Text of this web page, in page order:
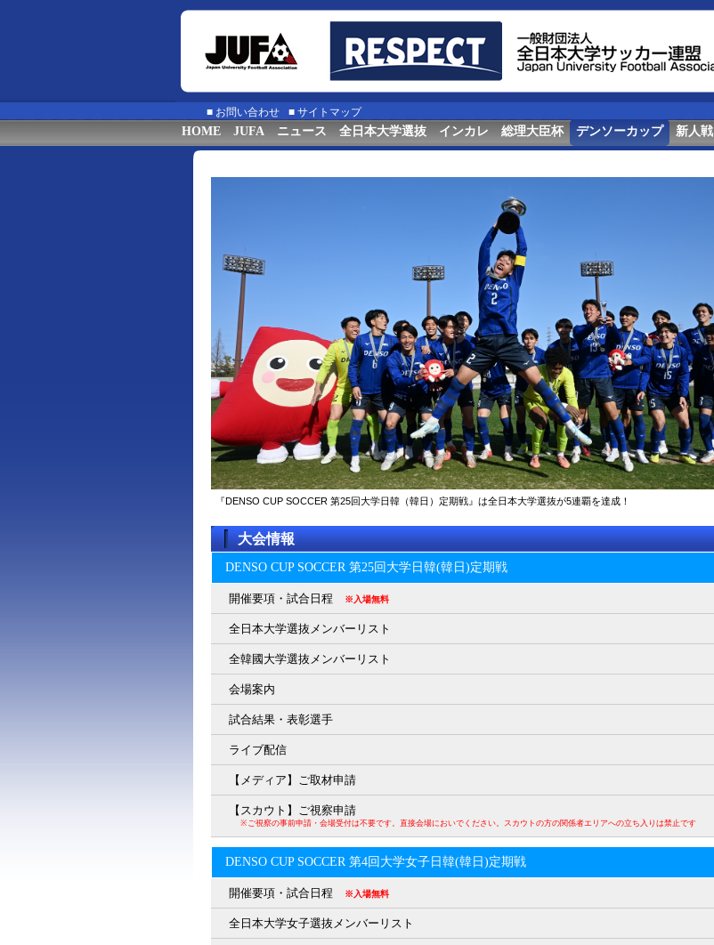
■ お問い合わせ ■ サイトマップ
HOME JUFA ニュース 全日本大学選抜 インカレ 総理大臣杯 デンソーカップ 新人戦
『DENSO CUP SOCCER 第25回大学日韓（韓日）定期戦』は全日本大学選抜が5連覇を達成！
大会情報
DENSO CUP SOCCER 第25回大学日韓(韓日)定期戦
開催要項・試合日程 ※入場無料
全日本大学選抜メンバーリスト
全韓國大学選抜メンバーリスト
会場案内
試合結果・表彰選手
ライブ配信
【メディア】ご取材申請
【スカウト】ご視察申請
※ご視察の事前申請・会場受付は不要です。直接会場においでください。スカウトの方の関係者エリアへの立ち入りは禁止です
DENSO CUP SOCCER 第4回大学女子日韓(韓日)定期戦
開催要項・試合日程 ※入場無料
全日本大学女子選抜メンバーリスト